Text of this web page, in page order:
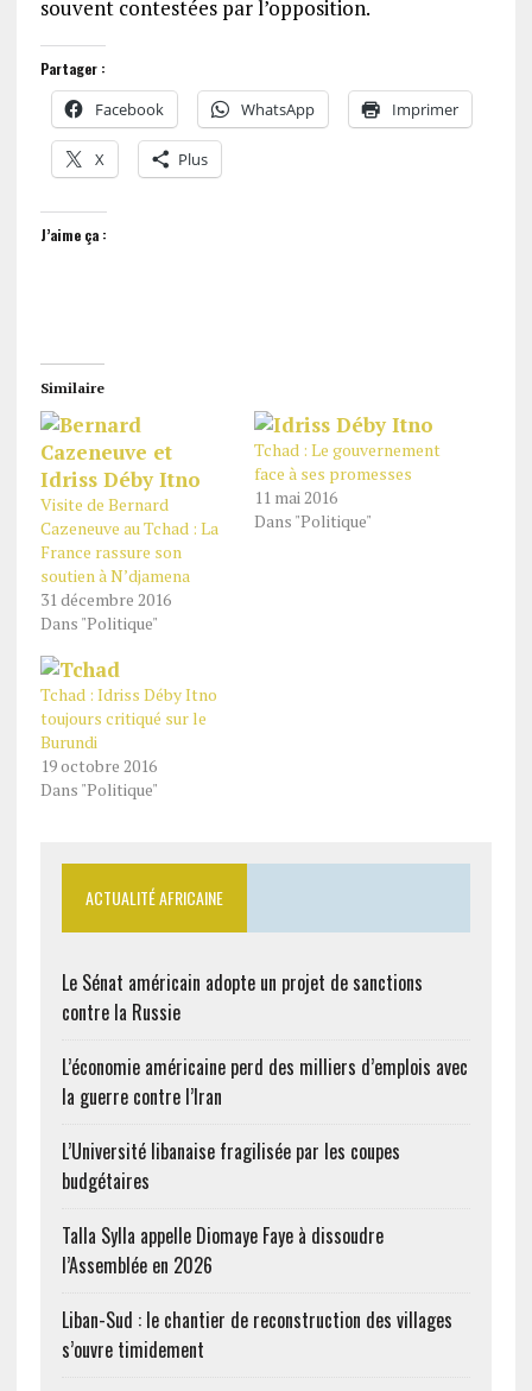
souvent contestées par l’opposition.
Partager :
Facebook WhatsApp Imprimer
X Plus
J’aime ça :
Similaire
Visite de Bernard
Cazeneuve au Tchad : La
France rassure son
soutien à N’djamena
31 décembre 2016
Dans "Politique"
Tchad : Le gouvernement
face à ses promesses
11 mai 2016
Dans "Politique"
Tchad : Idriss Déby Itno
toujours critiqué sur le
Burundi
19 octobre 2016
Dans "Politique"
ACTUALITÉ AFRICAINE
Le Sénat américain adopte un projet de sanctions
contre la Russie
L’économie américaine perd des milliers d’emplois avec
la guerre contre l’Iran
L’Université libanaise fragilisée par les coupes
budgétaires
Talla Sylla appelle Diomaye Faye à dissoudre
l’Assemblée en 2026
Liban-Sud : le chantier de reconstruction des villages
s’ouvre timidement